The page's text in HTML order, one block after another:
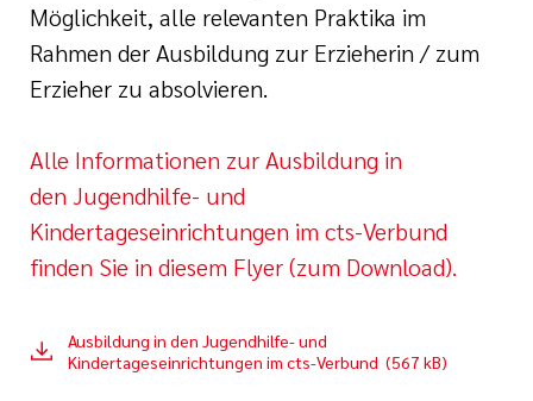
Dienst
Möglichkeit, alle relevanten Praktika im
Rahmen der Ausbildung zur Erzieherin / zum
Erzieher zu absolvieren.
Alle Informationen zur Ausbildung in
den Jugendhilfe- und
Kindertageseinrichtungen im cts-Verbund
finden Sie in diesem Flyer (zum Download).
Ausbildung in den Jugendhilfe- und
Kindertageseinrichtungen im cts-Verbund (567 kB)